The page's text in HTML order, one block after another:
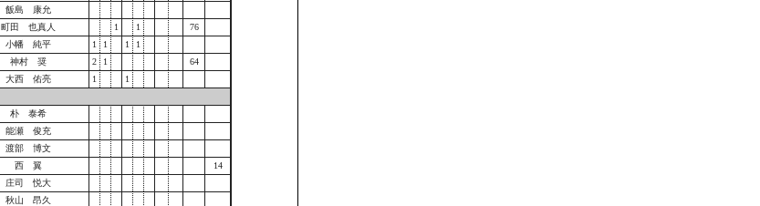
飯島 康允
町田 也真人 1 1
76
小幡 純平 1 1 1
1
神村 奨 2 1
64
大西 佑亮 1
1
朴 泰希
能瀬 俊充
渡部 博文
西 翼
14
庄司 悦大
秋山 昂久